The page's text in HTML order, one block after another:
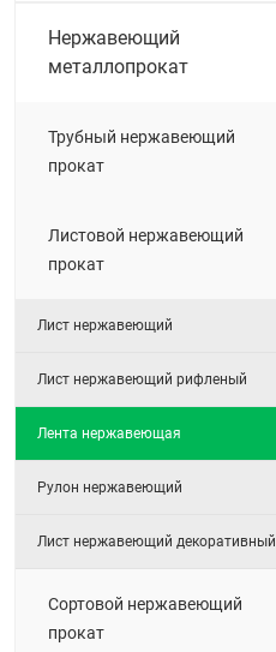
Нержавеющий
металлопрокат
Трубный нержавеющий
прокат
Листовой нержавеющий
прокат
Лист нержавеющий
Лист нержавеющий рифленый
Лента нержавеющая
Рулон нержавеющий
Лист нержавеющий декоративный
Сортовой нержавеющий
прокат